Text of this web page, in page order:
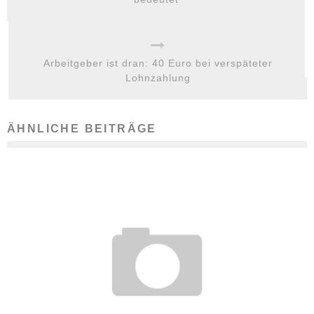
Arbeitgeber ist dran: 40 Euro bei verspäteter
Lohnzahlung
ÄHNLICHE BEITRÄGE